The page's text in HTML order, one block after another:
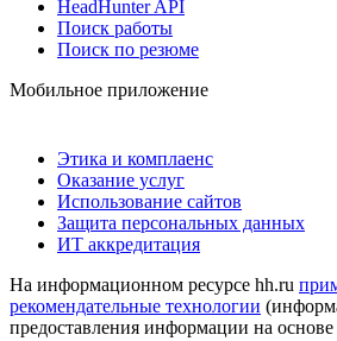
HeadHunter API
Поиск работы
Поиск по резюме
Мобильное приложение
Этика и комплаенс
Оказание услуг
Использование сайтов
Защита персональных данных
ИТ аккредитация
На информационном ресурсе hh.ru
рекомендательные технологии
предоставления информации на основе